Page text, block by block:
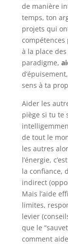
de manière
temps, ton
projets qui
à la place
paradigme,
sens à ta
Aider les
piège si tu te
de tout le
les autres
l’énergie,
la confiance,
indirect
Mais l’aide
limites,
levier
que le
comment